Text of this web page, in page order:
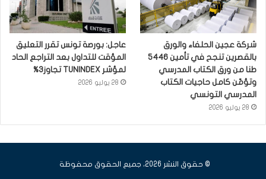
شركة عجين الحلفاء والورق
بالقصرين تنجح في تأمين 5446
طنا من ورق الكتاب المدرسي
وتؤمّن كامل حاجيات الكتاب
المدرسي التونسي
28 يوليو 2026
عاجل: بورصة تونس تقرر التعليق
المؤقت للتداول بعد التراجع الحاد
لمؤشر TUNINDEX تجاوز3%
28 يوليو 2026
© حقوق النشر 2026، جميع الحقوق محفوظة